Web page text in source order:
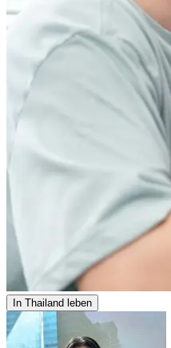
In Thailand leben